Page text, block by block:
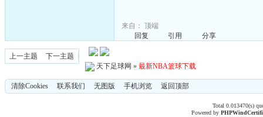
来自： 顶端
回复
引用 分享
上一主题
下一主题
天下足球网 » 最新NBA篮球下载
清除Cookies 联系我们 无图版 手机浏览 返回顶部
Total 0.013470(s)
Powered byPHPWind